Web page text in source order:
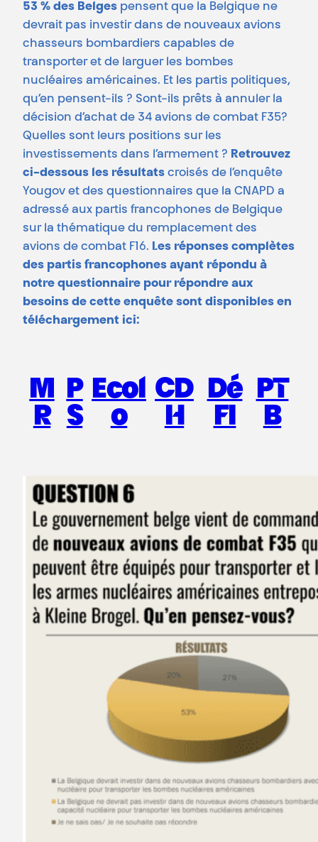
53 % des Belges pensent que la Belgique ne
devrait pas investir dans de nouveaux avions
chasseurs bombardiers capables de
transporter et de larguer les bombes
nucléaires américaines. Et les partis politiques,
qu’en pensent-ils ? Sont-ils prêts à annuler la
décision d’achat de 34 avions de combat F35?
Quelles sont leurs positions sur les
investissements dans l’armement ? Retrouvez
ci-dessous les résultats croisés de l’enquête
Yougov et des questionnaires que la CNAPD a
adressé aux partis francophones de Belgique
sur la thématique du remplacement des
avions de combat F16. Les réponses complètes
des partis francophones ayant répondu à
notre questionnaire pour répondre aux
besoins de cette enquête sont disponibles en
téléchargement ici:
M
R
P
S
Ecol
o
CD
H
Dé
FI
PT
B